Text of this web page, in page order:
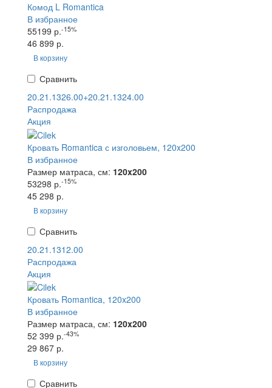
Комод L Romantica
В избранное
55199 р.-15%
46 899 р.
В корзину
Сравнить
20.21.1326.00+20.21.1324.00
Распродажа
Акция
Кровать Romantica с изголовьем, 120x200
В избранное
Размер матраса, см: 120x200
53298 р.-15%
45 298 р.
В корзину
Сравнить
20.21.1312.00
Распродажа
Акция
Кровать Romantica, 120x200
В избранное
Размер матраса, см: 120x200
52 399 р.-43%
29 867 р.
В корзину
Сравнить